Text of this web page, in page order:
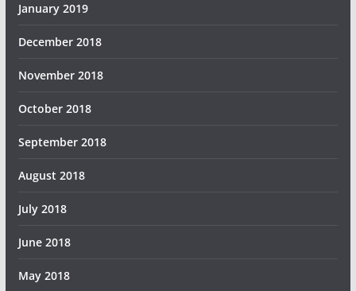
January 2019
December 2018
November 2018
October 2018
September 2018
August 2018
July 2018
June 2018
May 2018